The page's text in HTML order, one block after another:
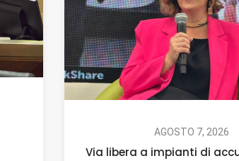
AGOSTO 7, 2026
Via libera a impianti di